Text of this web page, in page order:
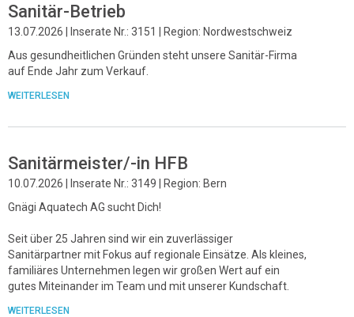
Sanitär-Betrieb
13.07.2026 | Inserate Nr.: 3151 | Region: Nordwestschweiz
Aus gesundheitlichen Gründen steht unsere Sanitär-Firma
auf Ende Jahr zum Verkauf.
WEITERLESEN
Sanitärmeister/-in HFB
10.07.2026 | Inserate Nr.: 3149 | Region: Bern
Gnägi Aquatech AG sucht Dich!
Seit über 25 Jahren sind wir ein zuverlässiger
Sanitärpartner mit Fokus auf regionale Einsätze. Als kleines,
familiäres Unternehmen legen wir großen Wert auf ein
gutes Miteinander im Team und mit unserer Kundschaft.
WEITERLESEN